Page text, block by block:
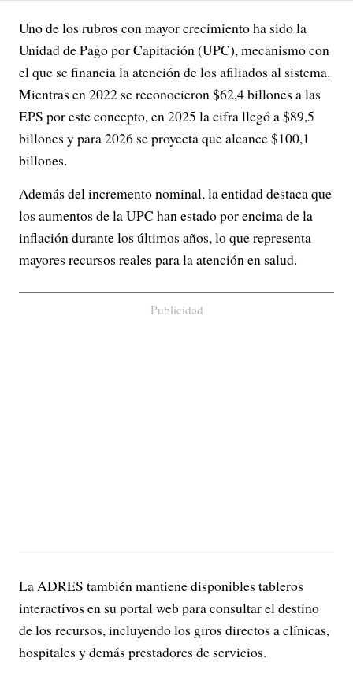
Uno de los rubros con mayor crecimiento ha sido la
Unidad de Pago por Capitación (UPC), mecanismo con
el que se financia la atención de los afiliados al sistema.
Mientras en 2022 se reconocieron $62,4 billones a las
EPS por este concepto, en 2025 la cifra llegó a $89,5
billones y para 2026 se proyecta que alcance $100,1
billones.
Además del incremento nominal, la entidad destaca que
los aumentos de la UPC han estado por encima de la
inflación durante los últimos años, lo que representa
mayores recursos reales para la atención en salud.
Publicidad
La ADRES también mantiene disponibles tableros
interactivos en su portal web para consultar el destino
de los recursos, incluyendo los giros directos a clínicas,
hospitales y demás prestadores de servicios.